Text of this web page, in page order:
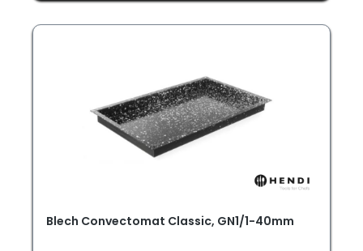
Blech Convectomat Classic, GN1/1-40mm